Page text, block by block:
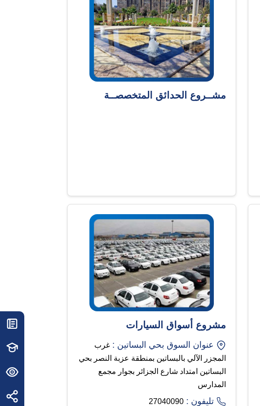
مشــروع الحدائق المتخصصــة
مشروع أسواق السيارات
عنوان السوق بحي البساتين : غرب
المجزر الآلي بالبساتين بمنطقة عزبة النصر بحي
البساتين امتداد شارع الجزائر بجوار مجمع
المدارس
تليفون : 27040090